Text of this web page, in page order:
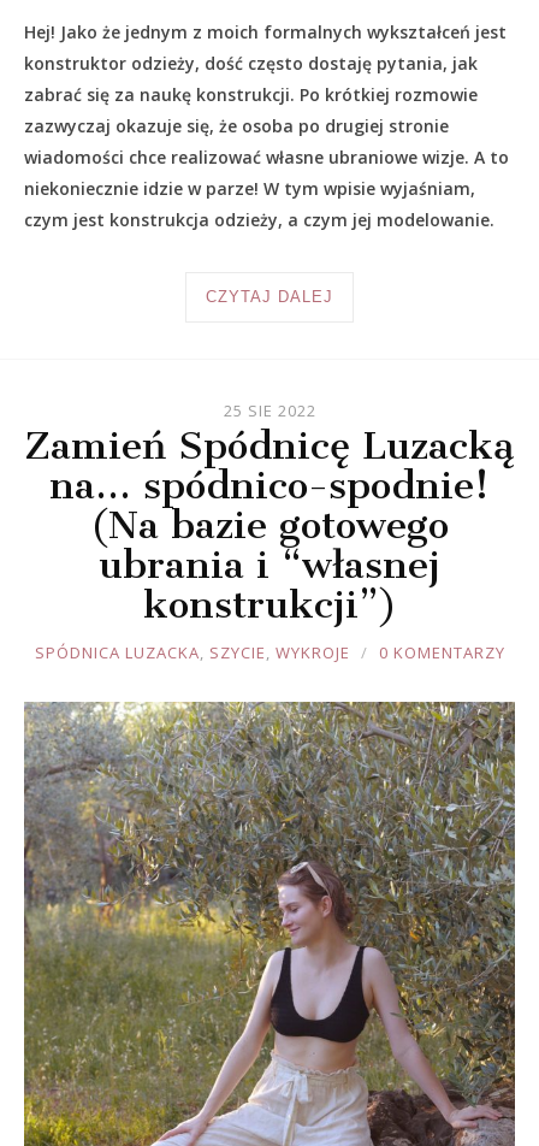
Hej! Jako że jednym z moich formalnych wykształceń jest
konstruktor odzieży, dość często dostaję pytania, jak
zabrać się za naukę konstrukcji. Po krótkiej rozmowie
zazwyczaj okazuje się, że osoba po drugiej stronie
wiadomości chce realizować własne ubraniowe wizje. A to
niekoniecznie idzie w parze! W tym wpisie wyjaśniam,
czym jest konstrukcja odzieży, a czym jej modelowanie.
CZYTAJ DALEJ
25 SIE 2022
Zamień Spódnicę Luzacką
na… spódnico-spodnie!
(Na bazie gotowego
ubrania i “własnej
konstrukcji”)
JOULE
SPÓDNICA LUZACKA, SZYCIE, WYKROJE 0 KOMENTARZY